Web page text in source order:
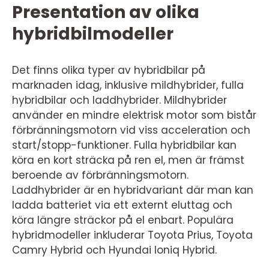
Presentation av olika
hybridbilmodeller
Det finns olika typer av hybridbilar på
marknaden idag, inklusive mildhybrider, fulla
hybridbilar och laddhybrider. Mildhybrider
använder en mindre elektrisk motor som bistår
förbränningsmotorn vid viss acceleration och
start/stopp-funktioner. Fulla hybridbilar kan
köra en kort sträcka på ren el, men är främst
beroende av förbränningsmotorn.
Laddhybrider är en hybridvariant där man kan
ladda batteriet via ett externt eluttag och
köra längre sträckor på el enbart. Populära
hybridmodeller inkluderar Toyota Prius, Toyota
Camry Hybrid och Hyundai Ioniq Hybrid.